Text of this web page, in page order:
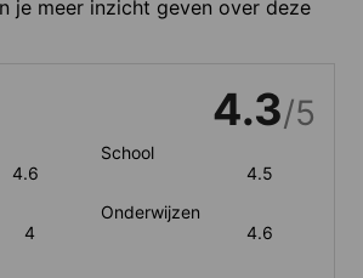
je meer inzicht geven over deze
4.3/5
4.6
School
4.5
4
Onderwijzen
4.6